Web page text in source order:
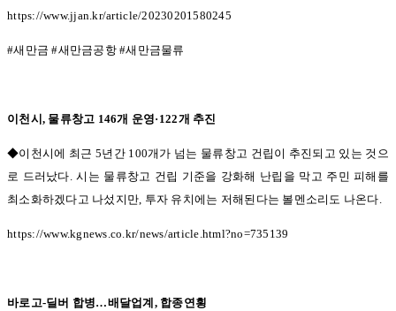
https://www.jjan.kr/article/20230201580245
#새만금#새만금공항#새만금물류
이천시 , 물류창고 146개 운영·122개 추진
◆이천시에 최근 5년간 100개가 넘는 물류창고 건립이 추진되고 있는 것으
로 드러났다.시는 물류창고 건립 기준을 강화해 난립을 막고 주민 피해를
최소화하겠다고 나섰지만, 투자 유치에는 저해된다는 볼멘소리도 나온다.
https://www.kgnews.co.kr/news/article.html?no=735139
바로고-딜버 합병…배달업계 , 합종연횡